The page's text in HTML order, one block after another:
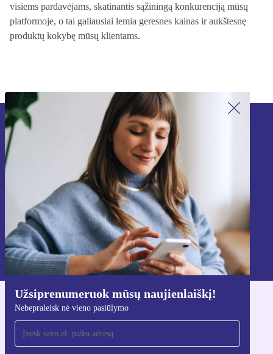
visiems pardavėjams, skatinantis sąžiningą konkurenciją mūsų
platformoje, o tai galiausiai lemia geresnes kainas ir aukštesnę
produktų kokybę mūsų klientams.
Užsiprenumeruok mūsų naujienlaiškį!
Nebepraleisk nė vieno pasiūlymo
Užsiprenumeruok mūsų naujienlaiškį!
Nebepraleisk nė vieno pasiūlymo.
Registruokitės
Informaciją apie asmens duomenų naudojimą rasi mūsų
Privatumo politikoje
Atsisiųsti refurbed programėlę
Skirta iOS ir Android